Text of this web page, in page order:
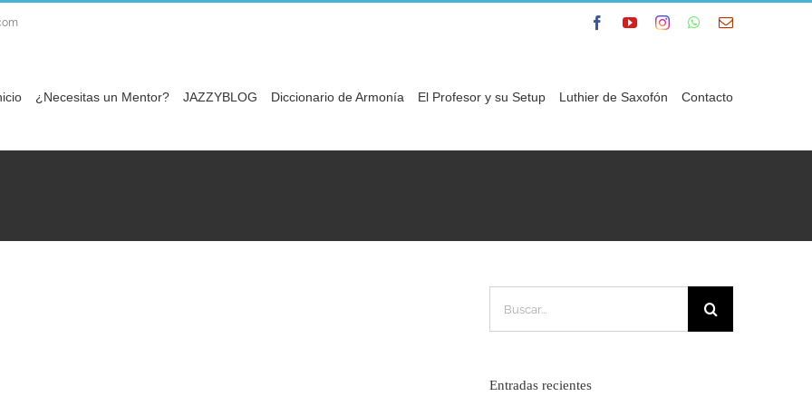
FacebookYouTubeInstagramWhatsApp
Correo
¿Necesitas un Mentor? JAZZYBLOG Diccionario de Armonía El Profesor y su Setup Luthier de Saxofón Contacto
Entradas recientes